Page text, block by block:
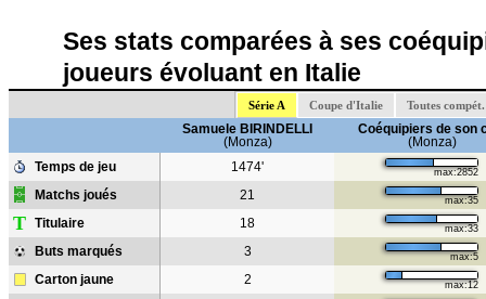
Ses stats comparées à ses
joueurs évoluant en Italie
Série A Coupe d'Italie Toutes compét.
Samuele BIRINDELLI
(Monza)
Coéquipiers de son
(Monza)
Temps de jeu
1474' max:2852
Matchs joués 21 max:35
T Titulaire 18 max:33
Buts marqués 3 max:5
Carton jaune 2 max:12